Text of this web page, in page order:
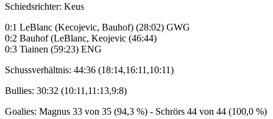
Schiedsrichter: Keus
0:1 LeBlanc (Kecojevic, Bauhof) (28:02) GWG
0:2 Bauhof (LeBlanc, Keojevic (46:44)
0:3 Tiainen (59:23) ENG
Schussverhältnis: 44:36 (18:14,16:11,10:11)
Bullies: 30:32 (10:11,11:13,9:8)
Goalies: Magnus 33 von 35 (94,3 %) - Schrörs 44 von 44 (100,0 %)